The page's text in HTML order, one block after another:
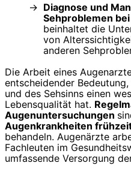
Diagnose und
Sehproblemen
beinhaltet die
von
anderen
Die Arbeit eines
entscheidender
und des Sehsinns einen
Lebensqualität hat.
Augenuntersuchungen
Augenkrankheiten
behandeln. Augenärzte
Fachleuten im
umfassende Versorgung